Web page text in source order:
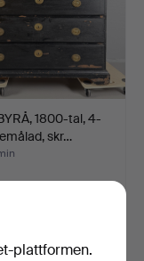
1800-tal, 4-
skr…
plattformen.